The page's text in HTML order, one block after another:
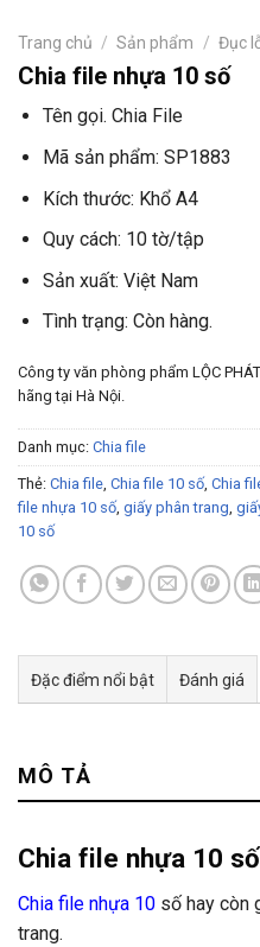
Trang chủ / Sản phẩm / Đục
Chia file nhựa 10 số
Tên gọi. Chia File
Mã sản phẩm: SP1883
Kích thước: Khổ A4
Quy cách: 10 tờ/tập
Sản xuất: Việt Nam
Tình trạng: Còn hàng.
Công ty văn phòng phẩm LỘC
hãng tại Hà Nội.
Danh mục: Chia file
Thẻ: Chia file, Chia file 10 số, Chia
file nhựa 10 số, giấy phân trang,
10 số
Đặc điểm nổi bật Đánh giá
MÔ TẢ
Chia file nhựa 10 số
Chia file nhựa 10 số hay còn
trang.